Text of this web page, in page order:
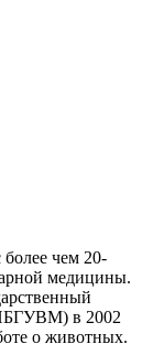
чем 20-
медицины.
в 2002
о животных.